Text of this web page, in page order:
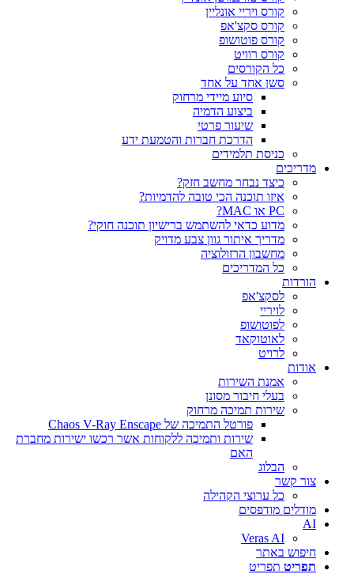
קורס ויריי אונליין
קורס סקצ'אפ
קורס פוטושופ
קורס רוויט
כל הקורסים
סשן אחד על אחד
סיוע מיידי מרחוק
ביצוע הדמיה
שיעור פרטי
הדרכת חברות והטמעת ידע
כניסת תלמידים
מדריכים
כיצד נבחר מחשב חזק?
איזו תוכנה הכי טובה להדמיות?‎‎
PC או MAC?
מדוע כדאי להשתמש ברישיון תוכנה חוקי?
מדריך איתור גוון צבע מדויק
מחשבון הרזולוציה
כל המדריכים
הורדות
לסקצ'אפ
לויריי
לפוטושופ
לאוטוקאד
לרויט
אודות
אמנת השירות
בעלי חיבור מסונן
שירות תמיכה מרחוק
פורטל התמיכה של Chaos V-Ray Enscape
שירות ותמיכה ללקוחות אשר רכשו ישירות מחברת
האם
הבלוג
צור קשר
כל ערוצי הקהילה
מודלים מודפסים
AI
Veras AI
חיפוש באתר
תפריט תפריט